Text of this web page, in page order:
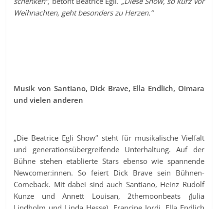
Weihnachten, geht besonders zu Herzen.“
Musik von Santiano, Dick Brave, Ella Endlich, Oimara
und vielen anderen
„Die Beatrice Egli Show“ steht für musikalische Vielfalt
und generationsübergreifende Unterhaltung. Auf der
Bühne stehen etablierte Stars ebenso wie spannende
Newcomer:innen. So feiert Dick Brave sein Bühnen-
Comeback. Mit dabei sind auch Santiano, Heinz Rudolf
Kunze und Annett Louisan, 2themoonbeats (Julia